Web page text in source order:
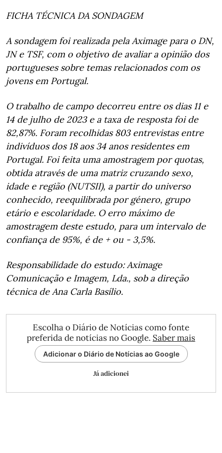
FICHA TÉCNICA DA SONDAGEM
A sondagem foi realizada pela Aximage para o DN,
JN e TSF, com o objetivo de avaliar a opinião dos
portugueses sobre temas relacionados com os
jovens em Portugal.
O trabalho de campo decorreu entre os dias 11 e
14 de julho de 2023 e a taxa de resposta foi de
82,87%. Foram recolhidas 803 entrevistas entre
indivíduos dos 18 aos 34 anos residentes em
Portugal. Foi feita uma amostragem por quotas,
obtida através de uma matriz cruzando sexo,
idade e região (NUTSII), a partir do universo
conhecido, reequilibrada por género, grupo
etário e escolaridade. O erro máximo de
amostragem deste estudo, para um intervalo de
confiança de 95%, é de + ou - 3,5%.
Responsabilidade do estudo: Aximage
Comunicação e Imagem, Lda., sob a direção
técnica de Ana Carla Basílio.
Escolha o Diário de Notícias como fonte
preferida de notícias no Google. Saber mais
Adicionar o Diário de Notícias ao Google
Já adicionei